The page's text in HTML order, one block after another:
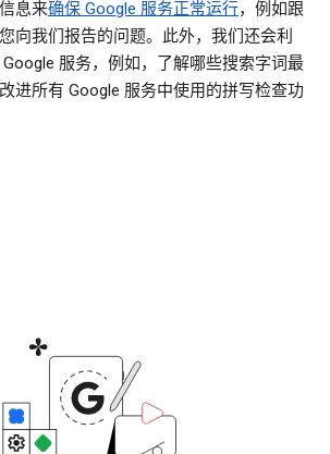
息来确保 Google 服务正常运行，例如跟
向我们报告的问题。此外，我们还会利
Google 服务，例如，了解哪些搜索字词最
进所有 Google 服务中使用的拼写检查功